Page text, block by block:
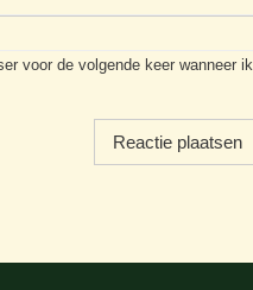
voor de volgende keer wanneer ik